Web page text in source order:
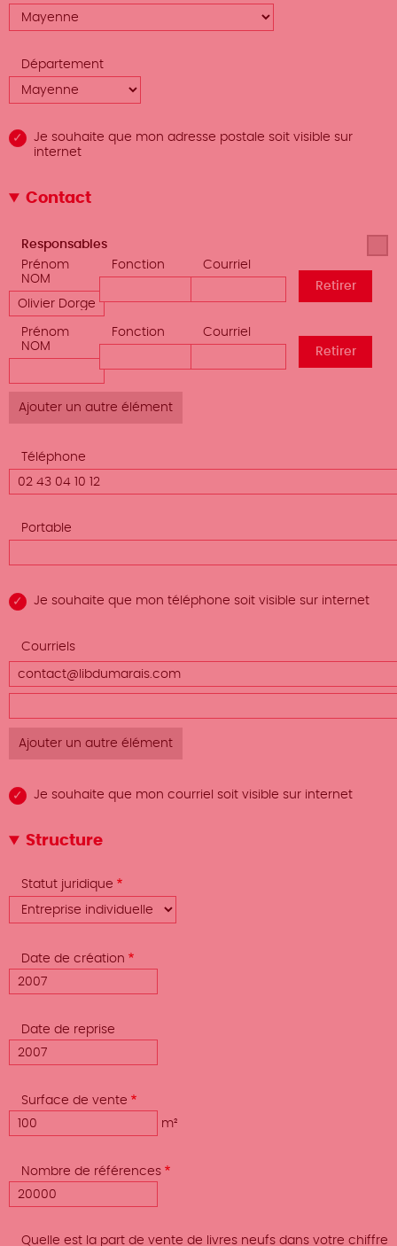
Département
Je souhaite que mon adresse postale soit visible sur
internet
Contact
Afficher
le poids
des
lignes
Responsables
Prénom
NOM
Fonction Courriel
Prénom
NOM
Fonction Courriel
Téléphone
Portable
Je souhaite que mon téléphone soit visible sur internet
Afficher
le poids
des
Courriels
Courriels
(valeur
1)
Je souhaite que mon courriel soit visible sur internet
Structure
Statut juridique
Date de création
Date de reprise
Surface de vente
m²
Nombre de références
Quelle est la part de vente de livres neufs dans votre chiffre